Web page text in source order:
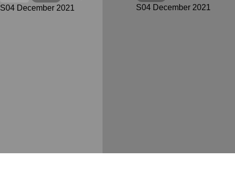
S04 December 2021 S04 December 2021